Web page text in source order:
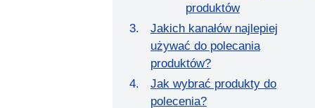
produktów
Jakich kanałów najlepiej
używać do polecania
produktów?
Jak wybrać produkty do
polecenia?